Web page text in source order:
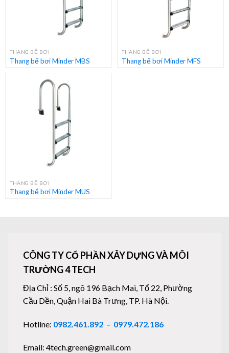
THANG BỂ BƠI
Thang bể bơi Minder MBS
THANG BỂ BƠI
Thang bể bơi Minder MFS
THANG BỂ BƠI
Thang bể bơi Minder MUS
CÔNG TY CỔ PHẦN XÂY DỰNG VÀ MÔI
TRƯỜNG 4 TECH
Địa Chỉ : Số 5, ngõ 196 Bạch Mai, Tổ 22, Phường
Cầu Dền, Quận Hai Bà Trưng, TP. Hà Nội.
Hotline: 0982.461.892 – 0979.472.186
Email: 4tech.green@gmail.com